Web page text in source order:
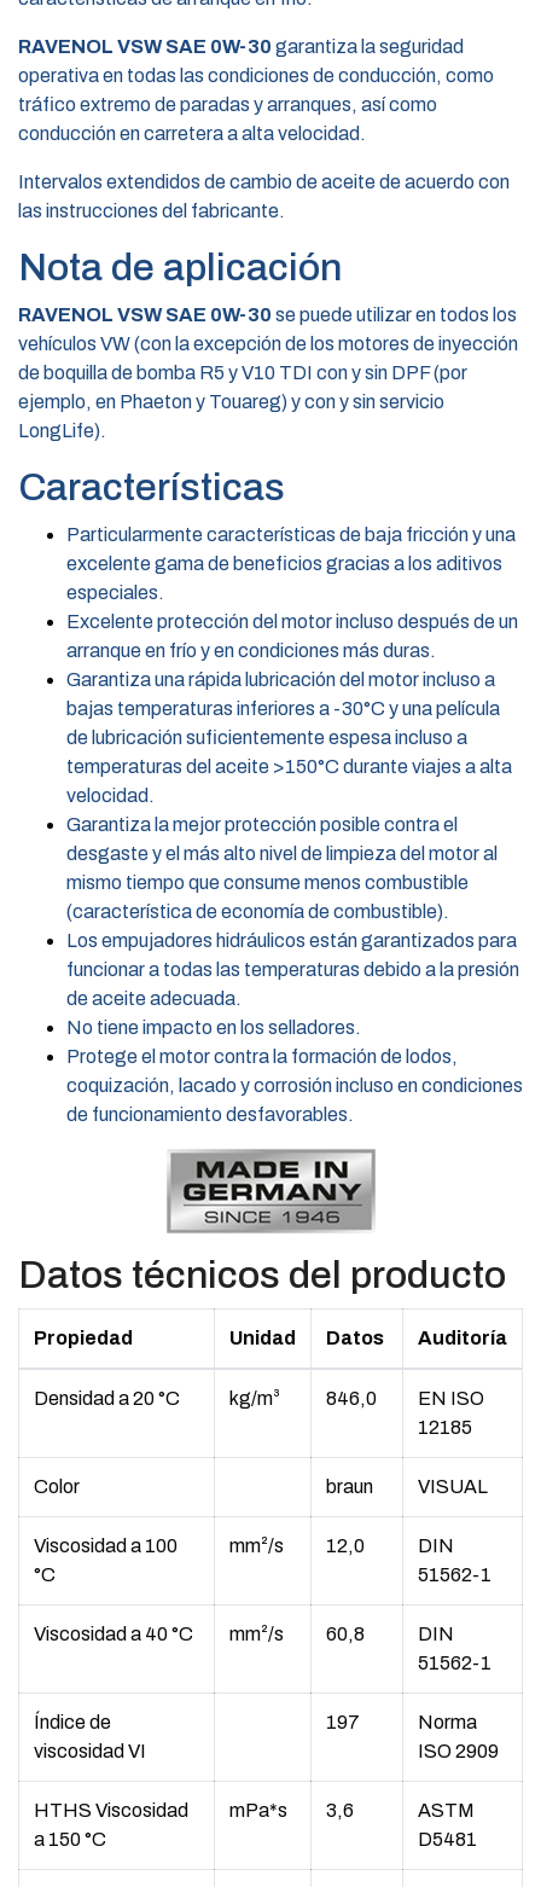
RAVENOL VSW SAE 0W-30 garantiza la seguridad
operativa en todas las condiciones de conducción, como
tráfico extremo de paradas y arranques, así como
conducción en carretera a alta velocidad.
Intervalos extendidos de cambio de aceite de acuerdo con
las instrucciones del fabricante.
Nota de aplicación
RAVENOL VSW SAE 0W-30 se puede utilizar en todos los
vehículos VW (con la excepción de los motores de inyección
de boquilla de bomba R5 y V10 TDI con y sin DPF (por
ejemplo, en Phaeton y Touareg) y con y sin servicio
LongLife).
Características
Particularmente características de baja fricción y una
excelente gama de beneficios gracias a los aditivos
especiales.
Excelente protección del motor incluso después de un
arranque en frío y en condiciones más duras.
Garantiza una rápida lubricación del motor incluso a
bajas temperaturas inferiores a -30°C y una película
de lubricación suficientemente espesa incluso a
temperaturas del aceite >150°C durante viajes a alta
velocidad.
Garantiza la mejor protección posible contra el
desgaste y el más alto nivel de limpieza del motor al
mismo tiempo que consume menos combustible
(característica de economía de combustible).
Los empujadores hidráulicos están garantizados para
funcionar a todas las temperaturas debido a la presión
de aceite adecuada.
No tiene impacto en los selladores.
Protege el motor contra la formación de lodos,
coquización, lacado y corrosión incluso en condiciones
de funcionamiento desfavorables.
Datos técnicos del producto
Propiedad Unidad Datos Auditoría
Densidad a 20 °C kg/m³ 846,0
EN ISO
12185
Color braun VISUAL
Viscosidad a 100
°C
mm²/s 12,0
DIN
51562-1
Viscosidad a 40 °C mm²/s 60,8
DIN
51562-1
Índice de
viscosidad VI
197
Norma
ISO 2909
HTHS Viscosidad
a 150 °C
mPa*s 3,6
ASTM
D5481